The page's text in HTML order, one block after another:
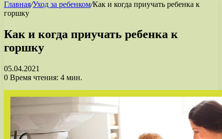
Главная/Уход за ребенком/Как и когда приучать ребенка к
горшку
Как и когда приучать ребенка к
горшку
05.04.2021
0 Время чтения: 4 мин.